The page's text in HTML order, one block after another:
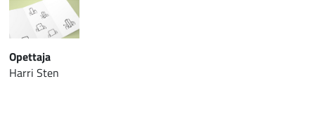
Opettaja
Harri Sten